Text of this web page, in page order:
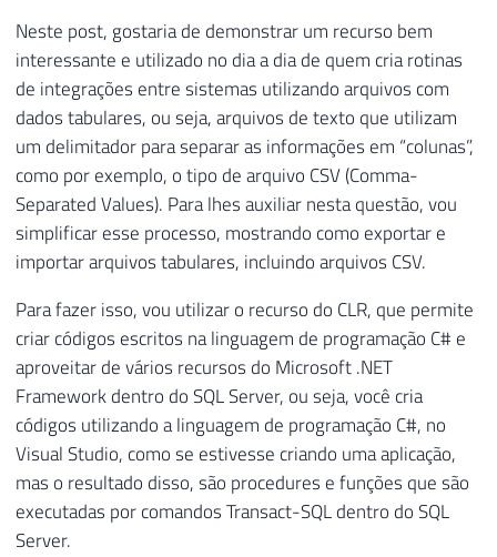
Neste post, gostaria de demonstrar um recurso bem
interessante e utilizado no dia a dia de quem cria rotinas
de integrações entre sistemas utilizando arquivos com
dados tabulares, ou seja, arquivos de texto que utilizam
um delimitador para separar as informações em “colunas”,
como por exemplo, o tipo de arquivo CSV (Comma-
Separated Values). Para lhes auxiliar nesta questão, vou
simplificar esse processo, mostrando como exportar e
importar arquivos tabulares, incluindo arquivos CSV.
Para fazer isso, vou utilizar o recurso do CLR, que permite
criar códigos escritos na linguagem de programação C# e
aproveitar de vários recursos do Microsoft .NET
Framework dentro do SQL Server, ou seja, você cria
códigos utilizando a linguagem de programação C#, no
Visual Studio, como se estivesse criando uma aplicação,
mas o resultado disso, são procedures e funções que são
executadas por comandos Transact-SQL dentro do SQL
Server.